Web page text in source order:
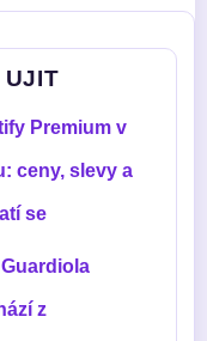
UJIT
Premium v
ceny, slevy a
se
Guardiola
z